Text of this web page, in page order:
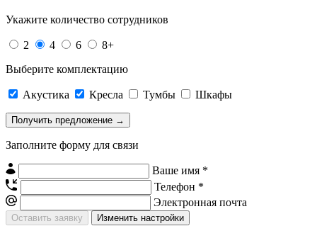
Укажите количество сотрудников
2 4 6
8+
Выберите комплектацию
Акустика Кресла Тумбы Шкафы
Заполните форму для связи
Ваше имя *
Телефон *
Электронная почта
Изменить настройки